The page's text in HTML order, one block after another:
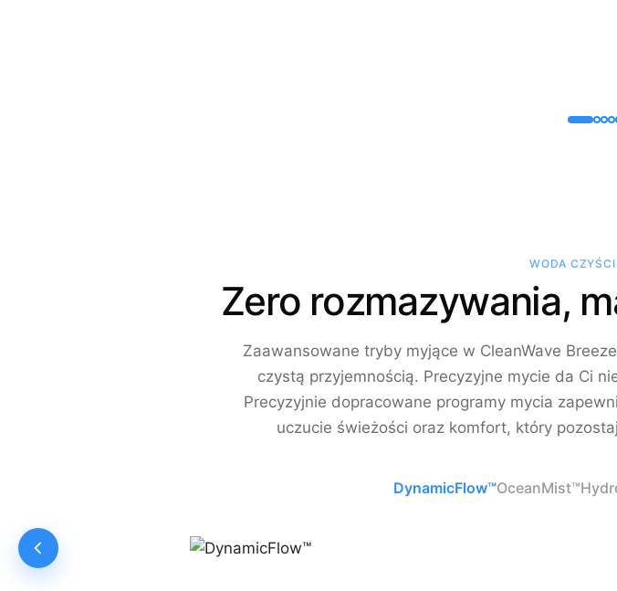
WODA CZYŚCI
Zero rozmazywania,
Zaawansowane tryby myjące w CleanWave
czystą przyjemnością. Precyzyjne mycie da Ci
Precyzyjnie dopracowane programy mycia
uczucie świeżości oraz komfort, który
DynamicFlow™OceanMist™